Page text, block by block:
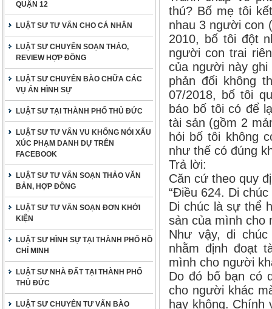
QUẬN 12
LUẬT SƯ TƯ VẤN CHO CÁ NHÂN
LUẬT SƯ CHUYÊN SOẠN THẢO,
REVIEW HỢP ĐỒNG
LUẬT SƯ CHUYÊN BÀO CHỮA CÁC
VỤ ÁN HÌNH SỰ
LUẬT SƯ TẠI THÀNH PHỐ THỦ ĐỨC
LUẬT SƯ TƯ VẤN VU KHỐNG NÓI XẤU
XÚC PHẠM DANH DỰ TRÊN
FACEBOOK
LUẬT SƯ TƯ VẤN SOẠN THẢO VĂN
BẢN, HỢP ĐỒNG
LUẬT SƯ TƯ VẤN SOẠN ĐƠN KHỞI
KIỆN
LUẬT SƯ HÌNH SỰ TẠI THÀNH PHỐ HỒ
CHÍ MINH
LUẬT SƯ NHÀ ĐẤT TẠI THÀNH PHỐ
THỦ ĐỨC
LUẬT SƯ CHUYÊN TƯ VẤN BÀO
thú? Bố mẹ tôi
nhau 3 người con
2010, bố tôi đột
người con trai
của người này
phản đối không
07/2018, bố tôi
báo bố tôi có để
tài sản (gồm 2
hỏi bố tôi không
như thế có đúng
Trả lời:
Căn cứ theo quy
“Điều 624. Di chúc
Di chúc là sự thể
sản của mình cho
Như vậy, di
nhằm định đoạt
mình cho người
Do đó bố bạn có
cho người khác
hay không. Chính